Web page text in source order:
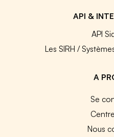
API &
API
Les SIRH /
A
Se
Nous